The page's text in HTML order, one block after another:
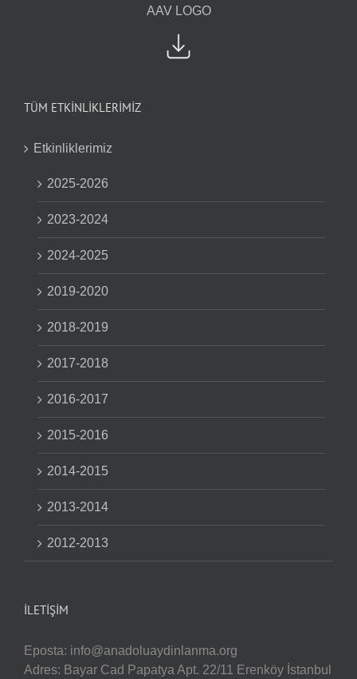
AAV LOGO
TÜM ETKİNLİKLERİMİZ
Etkinliklerimiz
2025-2026
2023-2024
2024-2025
2019-2020
2018-2019
2017-2018
2016-2017
2015-2016
2014-2015
2013-2014
2012-2013
İLETIŞIM
Eposta: info@anadoluaydinlanma.org
Adres: Bayar Cad Papatya Apt. 22/11 Erenköy İstanbul